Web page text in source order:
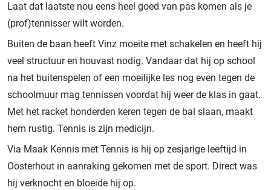
Laat dat laatste nou eens heel goed van pas komen als je
(prof)tennisser wilt worden.
Buiten de baan heeft Vinz moeite met schakelen en heeft hij
veel structuur en houvast nodig. Vandaar dat hij op school
na het buitenspelen of een moeilijke les nog even tegen de
schoolmuur mag tennissen voordat hij weer de klas in gaat.
Met het racket honderden keren tegen de bal slaan, maakt
hem rustig. Tennis is zijn medicijn.
Via Maak Kennis met Tennis is hij op zesjarige leeftijd in
Oosterhout in aanraking gekomen met de sport. Direct was
hij verknocht en bloeide hij op.